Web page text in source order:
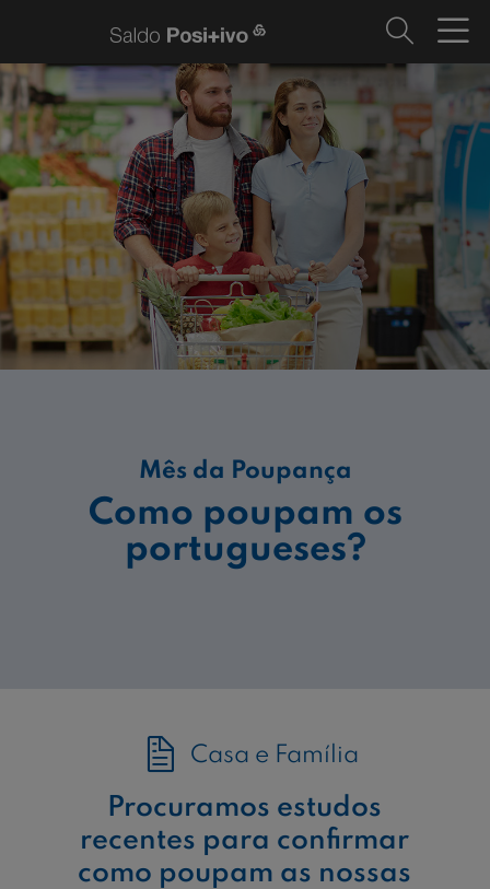
Mês da Poupança
Como poupam os
portugueses?
Casa e Família
Procuramos estudos
recentes para confirmar
como poupam as nossas